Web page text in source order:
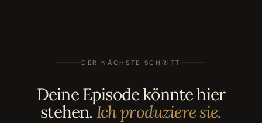
DER NÄCHSTE SCHRITT
Deine Episode könnte hier
stehen.Ich produziere sie.